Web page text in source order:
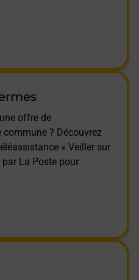
offre de
? Découvrez
« Veiller sur
La Poste pour